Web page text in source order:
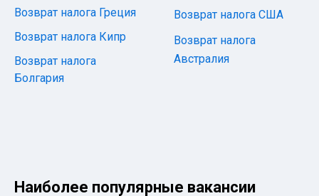
Возврат налога Греция
Возврат налога Кипр
Возврат налога
Болгария
Возврат налога США
Возврат налога
Австралия
Наиболее популярные вакансии